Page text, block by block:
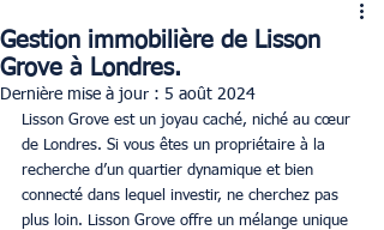
Gestion immobilière de Lisson
Grove à Londres.
Dernière mise à jour : 5 août 2024
Lisson Grove est un joyau caché, niché au cœur
de Londres. Si vous êtes un propriétaire à la
recherche d’un quartier dynamique et bien
connecté dans lequel investir, ne cherchez pas
plus loin. Lisson Grove offre un mélange unique